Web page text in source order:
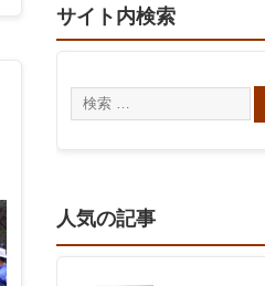
サイト内検索
人気の記事